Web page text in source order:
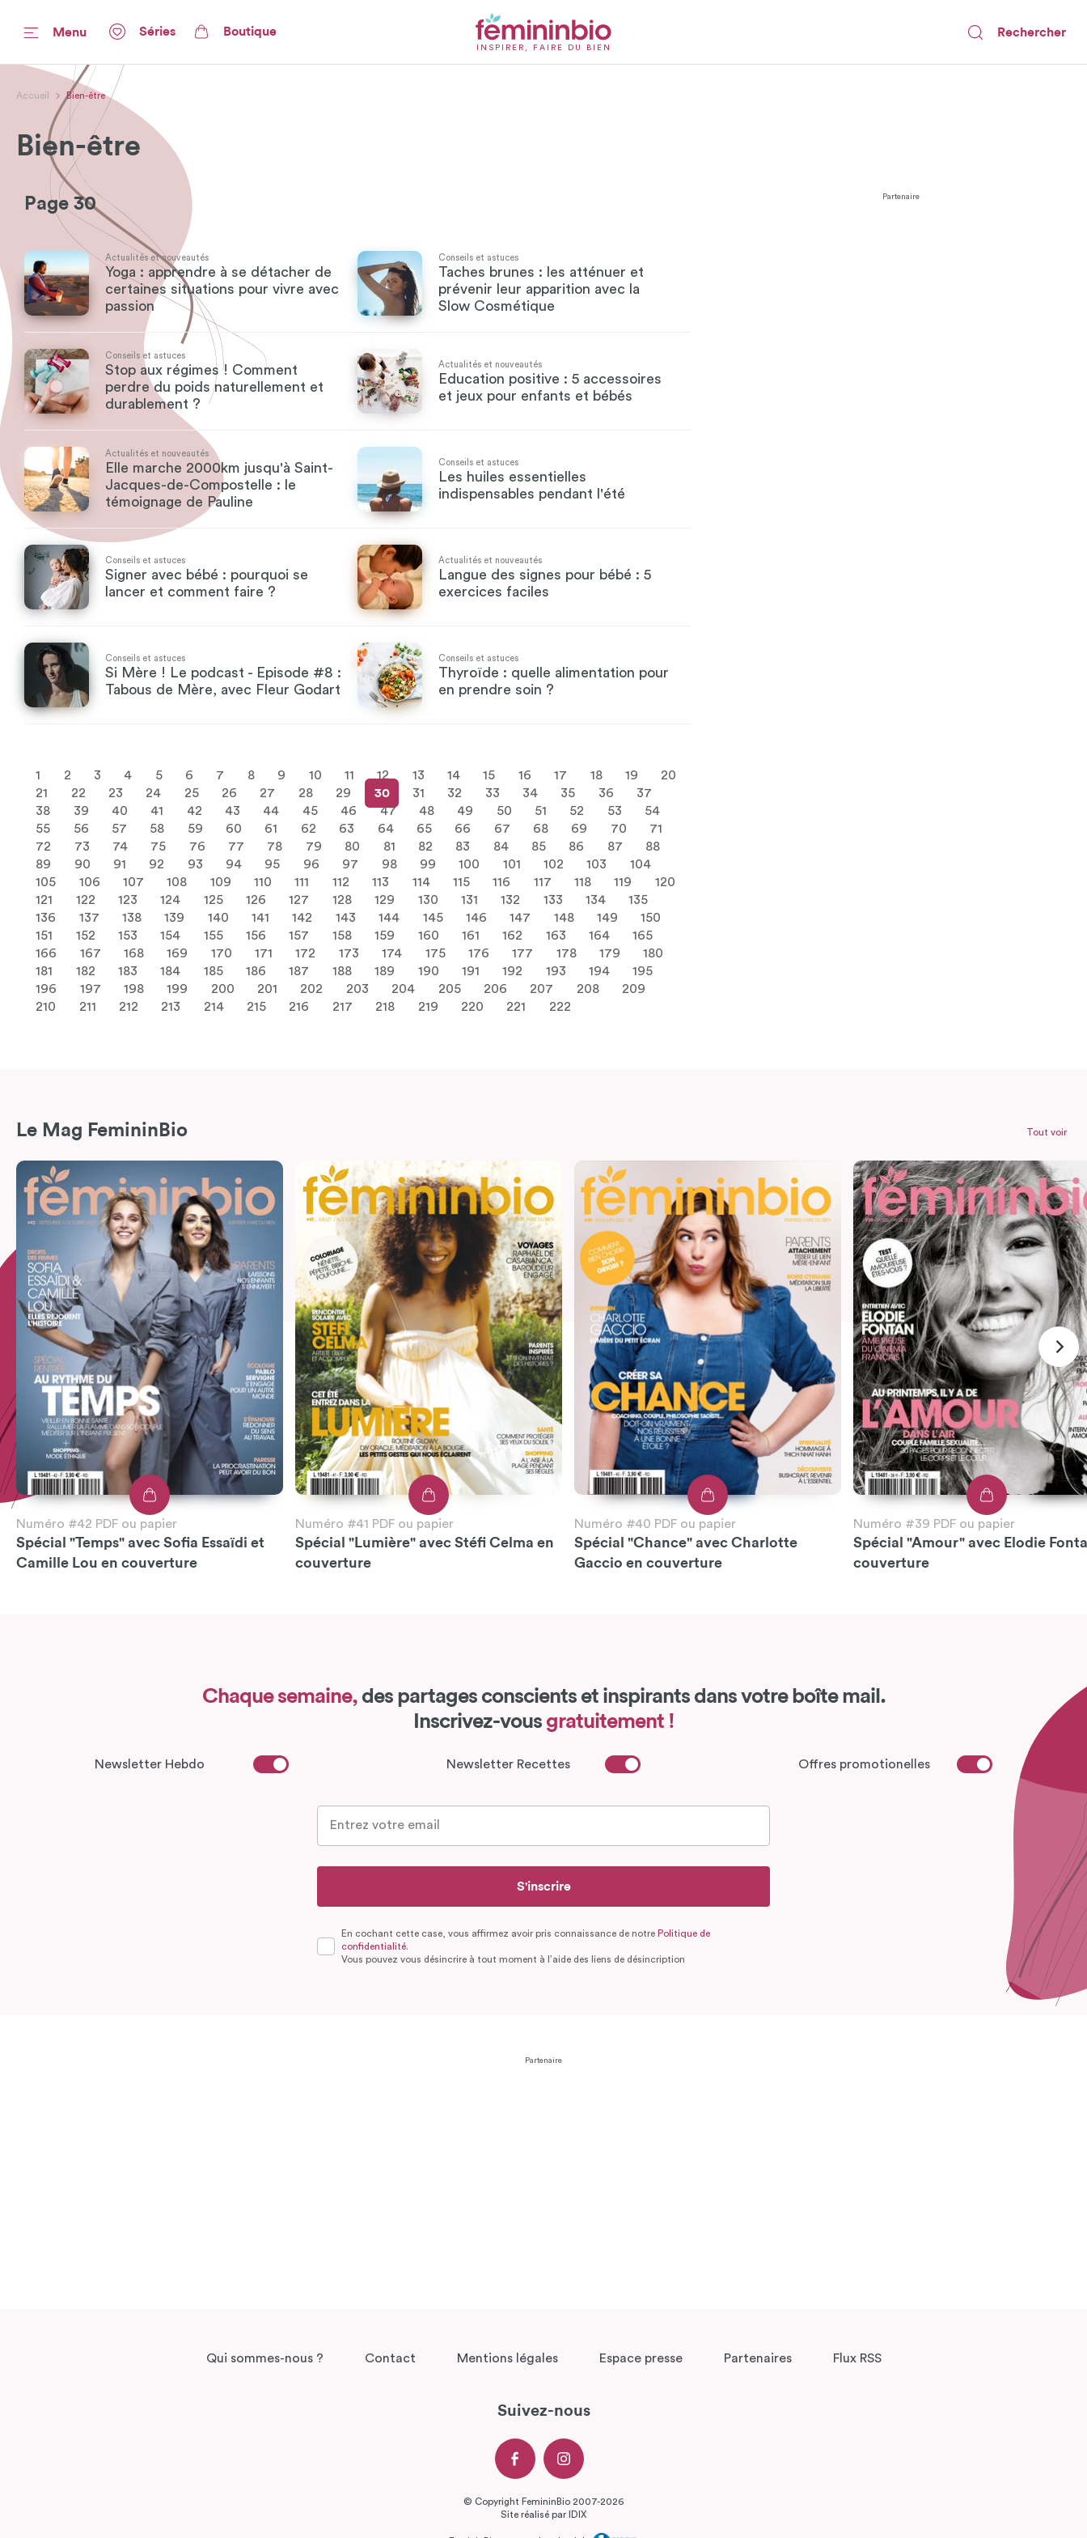
Menu Séries Boutique
INSPIRER, FAIRE DU BIEN
Rechercher
Accueil Bien-être
Bien-être
Partenaire
Page 30
Actualités et nouveautés
Yoga : apprendre à se détacher de
certaines situations pour vivre avec
passion
Conseils et astuces
Taches brunes : les atténuer et
prévenir leur apparition avec la
Slow Cosmétique
Conseils et astuces
Stop aux régimes ! Comment
perdre du poids naturellement et
durablement ?
Actualités et nouveautés
Education positive : 5 accessoires
et jeux pour enfants et bébés
Actualités et nouveautés
Elle marche 2000km jusqu'à Saint-
Jacques-de-Compostelle : le
témoignage de Pauline
Conseils et astuces
Les huiles essentielles
indispensables pendant l'été
Conseils et astuces
Signer avec bébé : pourquoi se
lancer et comment faire ?
Actualités et nouveautés
Langue des signes pour bébé : 5
exercices faciles
Conseils et astuces
Si Mère ! Le podcast - Episode #8 :
Tabous de Mère, avec Fleur Godart
Conseils et astuces
Thyroïde : quelle alimentation pour
en prendre soin ?
1 2 3 4 5 6 7 8 9 10 11 12 13 14 15 16 17 18 19
20
21
22 23 24 25 26 27 28 29 30 31 32 33 34 35 36
37
38
39 40 41 42 43 44 45 46 47 48 49 50 51 52 53
54
55
56 57 58 59 60 61 62 63 64 65 66 67 68 69 70
71
72
73 74 75 76 77 78 79 80 81 82 83 84 85 86 87
88
89
90 91 92 93 94 95 96 97 98 99 100 101 102 103
104
105
106 107 108 109 110 111 112 113 114 115 116 117 118 119
120
121
122 123 124 125 126 127 128 129 130 131 132 133 134
135
136
137 138 139 140 141 142 143 144 145 146 147 148 149
150
151
152 153 154 155 156 157 158 159 160 161 162 163 164
165
166
167 168 169 170 171 172 173 174 175 176 177 178 179
180
181
182 183 184 185 186 187 188 189 190 191 192 193 194
195
196
197 198 199 200 201 202 203 204 205 206 207 208
209
210
211 212 213 214 215 216 217 218 219 220 221 222
Le Mag FemininBio
Numéro #42 PDF ou papier
Spécial "Temps" avec Sofia Essaïdi et
Camille Lou en couverture
Numéro #41 PDF ou papier
Spécial "Lumière" avec Stéfi Celma en
couverture
Numéro #40 PDF ou papier
Spécial "Chance" avec Charlotte
Gaccio en couverture
Numéro #39 PDF ou papier
Spécial "Amour" avec Elodie
couverture
Tout voir
Chaque semaine,des partages conscients et inspirants dans votre boîte mail.
Inscrivez-vous gratuitement !
Newsletter Hebdo Newsletter Recettes Offres promotionelles
S'inscrire
En cochant cette case, vous affirmez avoir pris connaissance de notre Politique de
confidentialité.
Vous pouvez vous désincrire à tout moment à l’aide des liens de désincription
Partenaire
Qui sommes-nous ? Contact Mentions légales Espace presse Partenaires Flux RSS
Suivez-nous
© Copyright FemininBio 2007-2026
Site réalisé par
IDIX